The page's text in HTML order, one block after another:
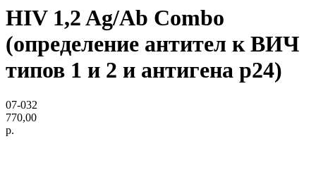
HIV 1,2 Ag/Ab Combo
(определение антител к ВИЧ
типов 1 и 2 и антигена p24)
07-032
770,00
р.